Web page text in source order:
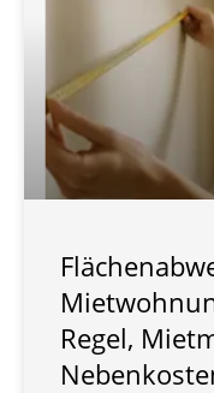
Regel,